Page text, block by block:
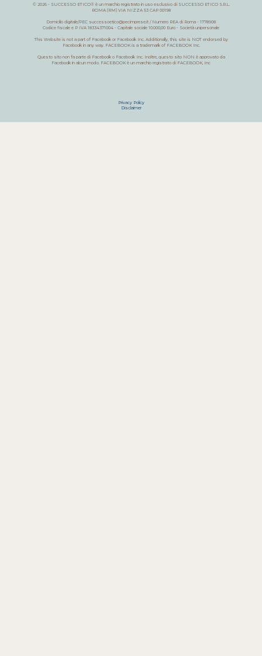
© 2026 - SUCCESSO ETICO® è un marchio registrato in uso esclusivo di SUCCESSO ETICO S.R.L.
ROMA (RM) VIA NIZZA 53 CAP 00198
Domicilio digitale/PEC successoetico@pecimprese.it / Numero REA di Roma - 1778908
Codice fiscale e P IVA 18334371004 - Capitale sociale 10.000,00 Euro - Società unipersonale
This Website is not a part of Facebook or Facebook Inc. Additionally, this site is NOT endorsed by
Facebook in any way. FACEBOOK is a trademark of FACEBOOK Inc.
Questo sito non fa parte di Facebook o Facebook Inc. Inoltre, questo sito NON è approvato da
Facebook in alcun modo. FACEBOOK è un marchio registrato di FACEBOOK, Inc
Privacy Policy
Disclaimer